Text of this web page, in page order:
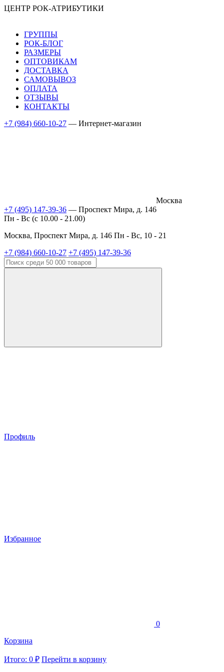
ЦЕНТР РОК-АТРИБУТИКИ
ГРУППЫ
РОК-БЛОГ
РАЗМЕРЫ
ОПТОВИКАМ
ДОСТАВКА
САМОВЫВОЗ
ОПЛАТА
ОТЗЫВЫ
КОНТАКТЫ
+7 (984) 660-10-27 — Интернет-магазин
Москва
+7 (495) 147-39-36 — Проспект Мира, д. 146
Пн - Вс (c 10.00 - 21.00)
Москва, Проспект Мира, д. 146 Пн - Вс, 10 - 21
+7 (984) 660-10-27 +7 (495) 147-39-36
Профиль
Избранное
0
Корзина
Итого: 0 ₽ Перейти в корзину